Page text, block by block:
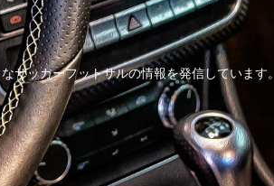
サッカーフットサルの情報を発信しています。